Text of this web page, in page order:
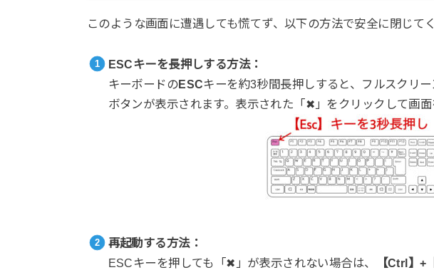
このような画面に遭遇しても慌てず、以下の方法で安全に閉じて
ESCキーを長押しする方法：
キーボードのESCキーを約3秒間長押しすると、フルスクリ
ボタンが表示されます。表示された「✖」をクリックして画面
再起動する方法：
ESCキーを押しても「✖」が表示されない場合は、
【Ctrl】+